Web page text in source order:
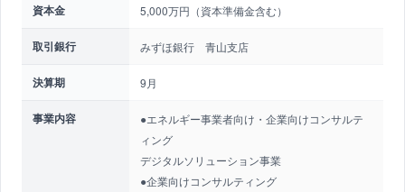
資本金 5,000万円（資本準備金含む）
取引銀行 みずほ銀行 青山支店
決算期 9月
事業内容
●エネルギー事業者向け・企業向けコンサルテ
ィング
デジタルソリューション事業
●企業向けコンサルティング